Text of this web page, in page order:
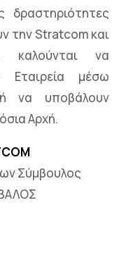
δραστηριότητες
την Stratcom και
καλούνται να
Εταιρεία μέσω
υποβάλουν
Αρχή.
Σύμβουλος